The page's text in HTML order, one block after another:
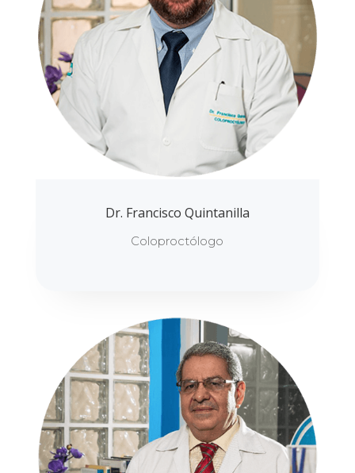
Dr. Francisco Quintanilla
Coloproctólogo